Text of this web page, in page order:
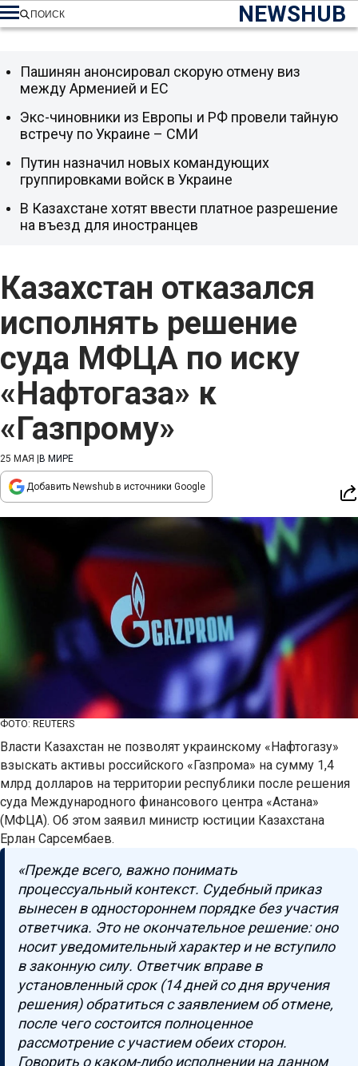
NEWSHUB
ПОИСК
Казахстан отказался
исполнять решение
суда МФЦА по иску
«Нафтогаза» к
«Газпрому»
25 МАЯ В МИРЕ
Добавить Newshub в источники Google
ФОТО: REUTERS
Власти Казахстан не позволят украинскому «Нафтогазу»
взыскать активы российского «Газпрома» на сумму 1,4
млрд долларов на территории республики после решения
суда Международного финансового центра «Астана»
(МФЦА). Об этом заявил министр юстиции Казахстана
Ерлан Сарсембаев.
«Прежде всего, важно понимать
процессуальный контекст. Судебный приказ
вынесен в одностороннем порядке без участия
ответчика. Это не окончательное решение: оно
носит уведомительный характер и не вступило
в законную силу. Ответчик вправе в
установленный срок (14 дней со дня вручения
решения) обратиться с заявлением об отмене,
после чего состоится полноценное
рассмотрение с участием обеих сторон.
Говорить о каком-либо исполнении на данном
Пашинян анонсировал скорую отмену виз
между Арменией и ЕС
Экс-чиновники из Европы и РФ провели тайную
встречу по Украине – СМИ
Путин назначил новых командующих
группировками войск в Украине
В Казахстане хотят ввести платное разрешение
на въезд для иностранцев